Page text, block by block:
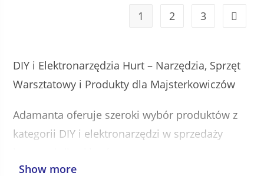
1 2 3
DIY i Elektronarzędzia Hurt – Narzędzia, Sprzęt
Warsztatowy i Produkty dla Majsterkowiczów
Adamanta oferuje szeroki wybór produktów z
kategorii DIY i elektronarzędzi w sprzedaży
dystrybutorów, marketów budowlanych oraz
Show more